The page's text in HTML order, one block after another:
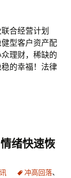
合经营计划
型客户资产配
理财，稀缺的
的幸福！法律
绪快速恢
冲高回落、